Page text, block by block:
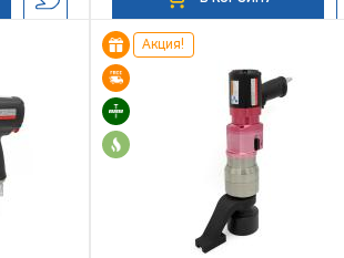
Акция!